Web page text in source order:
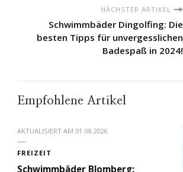
NÄCHSTER ARTIKEL
Schwimmbäder Dingolfing: Die
besten Tipps für unvergesslichen
Badespaß in 2024!
Empfohlene Artikel
AKTUALISIERT AM 01.08.2026
FREIZEIT
Schwimmbäder Blomberg: